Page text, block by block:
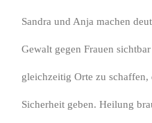
Sandra und Anja machen
Gewalt gegen Frauen
gleichzeitig Orte zu
Sicherheit geben. Heilung